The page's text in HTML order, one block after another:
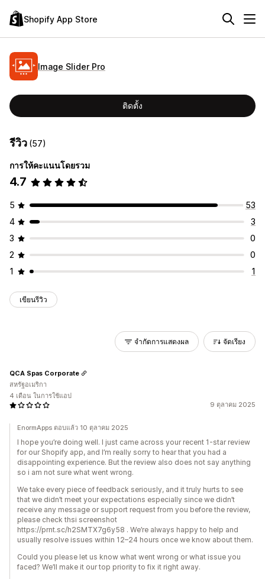
Shopify App Store
Image Slider Pro
ติดตั้ง
รีวิว (57)
การให้คะแนนโดยรวม
4.7
5
53
4
3
3
0
2
0
1
1
เขียนรีวิว
จำกัดการแสดงผล จัดเรียง
9 ตุลาคม 2025
QCA Spas Corporate
สหรัฐอเมริกา
4 เดือน ในการใช้แอป
EnormApps ตอบแล้ว 10 ตุลาคม 2025
I hope you’re doing well. I just came across your recent 1-star review
for our Shopify app, and I’m really sorry to hear that you had a
disappointing experience. But the review also does not say anything
so i am not sure what went wrong.
We take every piece of feedback seriously, and it truly hurts to see
that we didn’t meet your expectations especially since we didn’t
receive any message or support request from you before the review,
please check thsi screenshot
https://prnt.sc/h2SMTX7g6y58 . We’re always happy to help and
usually resolve issues within 12–24 hours once we know about them.
Could you please let us know what went wrong or what issue you
faced? We’ll make it our top priority to fix it right away.